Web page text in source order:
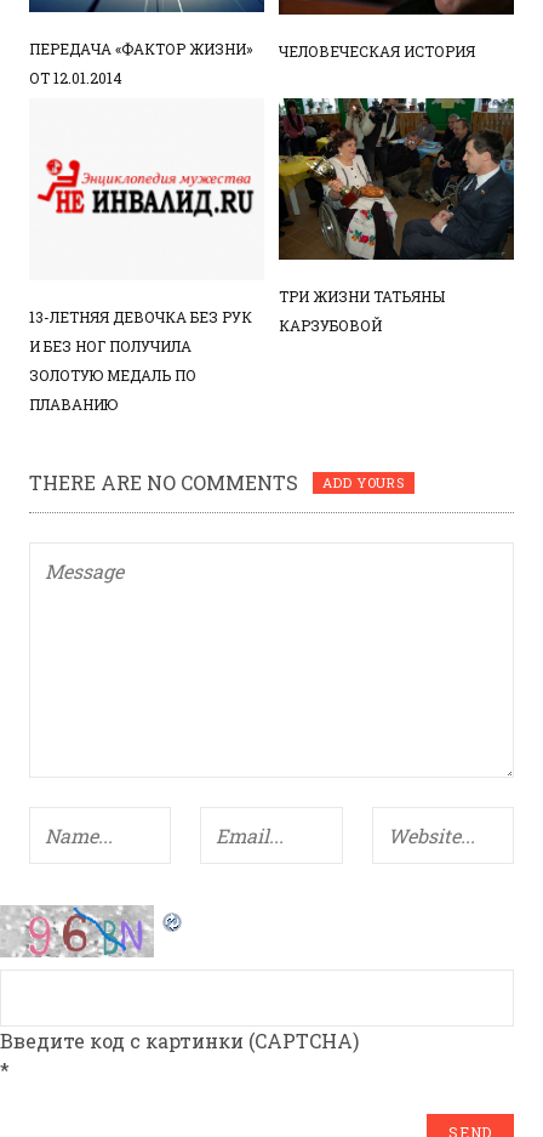
ПЕРЕДАЧА «ФАКТОР ЖИЗНИ»
ОТ 12.01.2014
ЧЕЛОВЕЧЕСКАЯ ИСТОРИЯ
13-ЛЕТНЯЯ ДЕВОЧКА БЕЗ РУК
И БЕЗ НОГ ПОЛУЧИЛА
ЗОЛОТУЮ МЕДАЛЬ ПО
ПЛАВАНИЮ
ТРИ ЖИЗНИ ТАТЬЯНЫ
КАРЗУБОВОЙ
THERE ARE NO COMMENTS ADD YOURS
Введите код с картинки (CAPTCHA)
*